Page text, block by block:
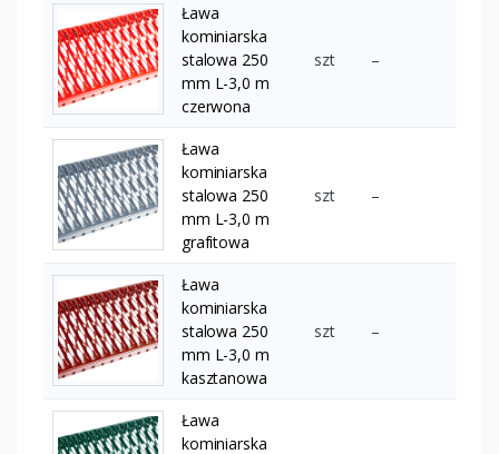
Ława
kominiarska
stalowa 250
mm L-3,0 m
czerwona
szt –
Ława
kominiarska
stalowa 250
mm L-3,0 m
grafitowa
szt –
Ława
kominiarska
stalowa 250
mm L-3,0 m
kasztanowa
szt –
Ława
kominiarska